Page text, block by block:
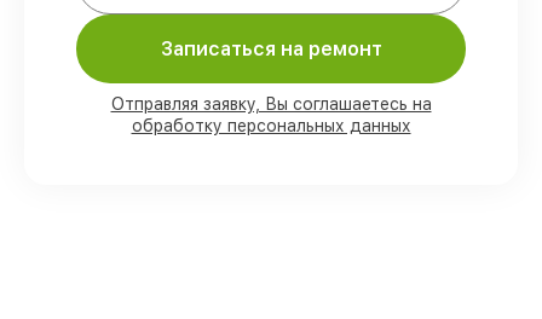
ремонтов закрываем в присутствии
клиента
90%
комплектующих Infratech имеются
на складе в Москве, остальные
поступают оперативно
Записаться на ремонт
Отправляя заявку, Вы соглашаетесь на
обработку персональных данных